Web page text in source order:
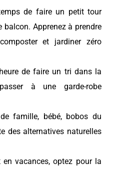
de faire un petit tour
Apprenez à prendre
et jardiner zéro
de faire un tri dans la
à une garde-robe
famille, bébé, bobos du
des alternatives naturelles
vacances, optez pour la